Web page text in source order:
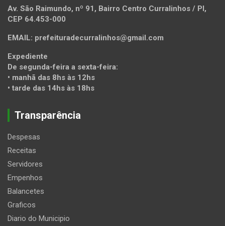
Av. São Raimundo, nº 91, Bairro Centro Curralinhos / PI,
CEP 64.453-000
EMAIL: prefeituradecurralinhos@gmail.com
Expediente
De segunda-feira a sexta-feira:
• manhã das 8hs às 12hs
• tarde das 14hs às 18hs
Transparência
Despesas
Receitas
Servidores
Empenhos
Balancetes
Graficos
Diario do Municipio